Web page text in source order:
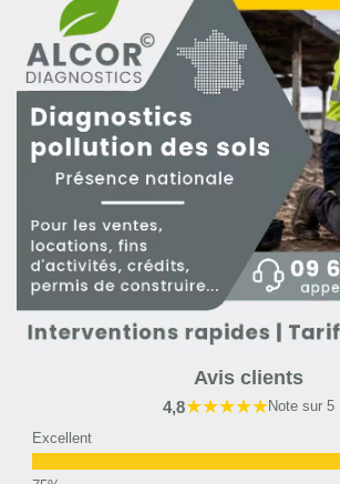
Avis clients
4,8★★★★★Note sur 5
Excellent